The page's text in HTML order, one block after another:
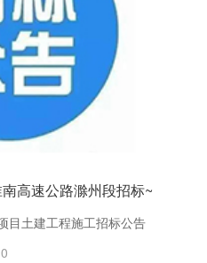
高速公路滁州段招标~
目土建工程施工招标公告
0